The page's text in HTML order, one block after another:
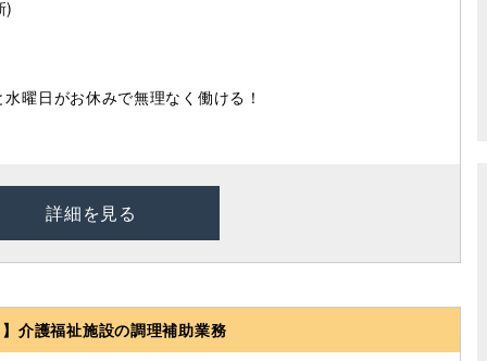
)
曜日がお休みで無理なく働ける！
詳細を見る
介護福祉施設の調理補助業務